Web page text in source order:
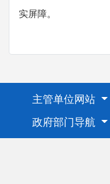
实屏障。
主管单位网站
政府部门导航